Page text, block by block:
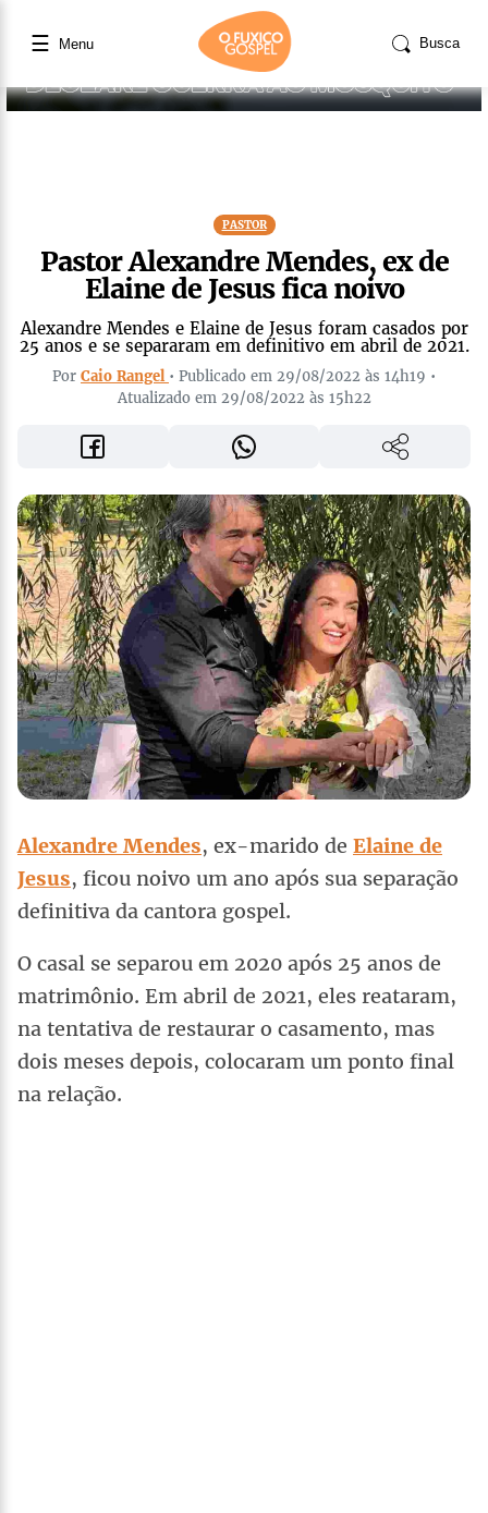
☰ Menu Busca
PASTOR
Pastor Alexandre Mendes, ex de
Elaine de Jesus fica noivo
Alexandre Mendes e Elaine de Jesus foram casados por
25 anos e se separaram em definitivo em abril de 2021.
Por Caio Rangel • Publicado em 29/08/2022 às 14h19 •
Atualizado em 29/08/2022 às 15h22
Alexandre Mendes, ex-marido de Elaine de
Jesus, ficou noivo um ano após sua separação
definitiva da cantora gospel.
O casal se separou em 2020 após 25 anos de
matrimônio. Em abril de 2021, eles reataram,
na tentativa de restaurar o casamento, mas
dois meses depois, colocaram um ponto final
na relação.